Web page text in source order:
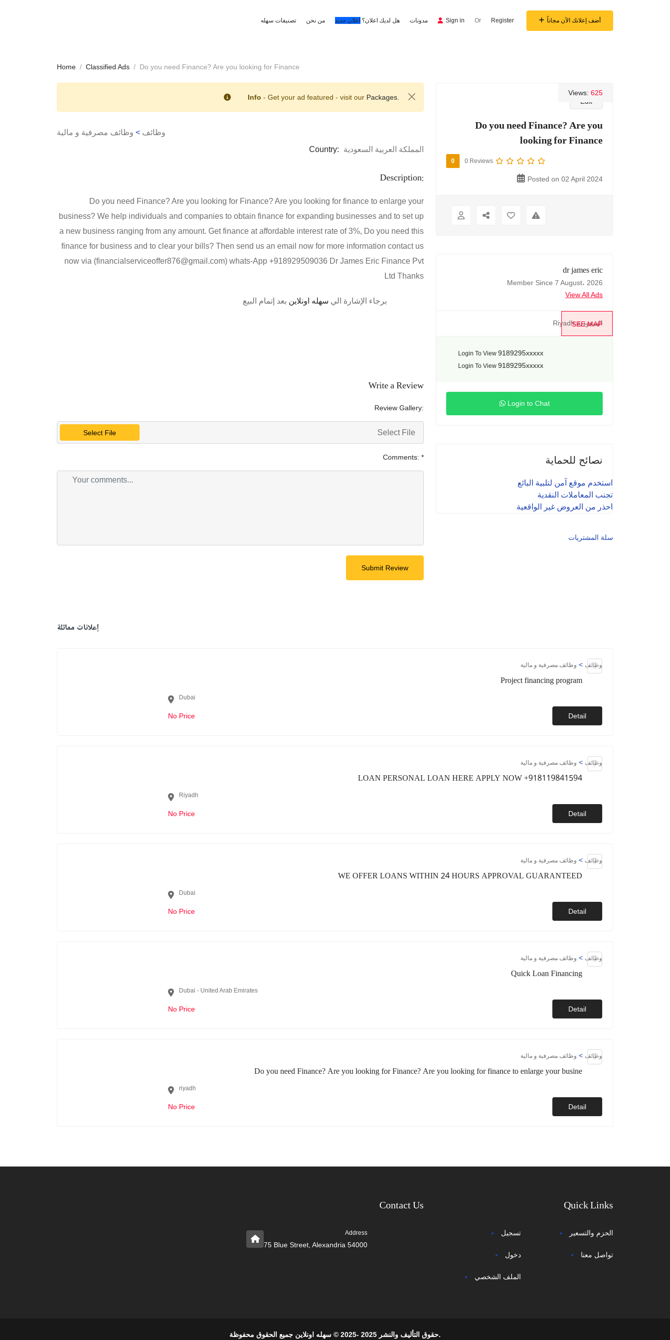
تصنيفات سهله من نحن هل لديك اعلان؟ اعلان جديد مدونات Sign in Or Register أضف إعلانك الآن مجاناً
Home Classified Ads Do you need Finance? Are you looking for Finance
Info - Get your ad featured - visit our Packages.
وظائف > وظائف مصرفية و مالية
Country:
المملكة العربية السعودية
Description:
Do you need Finance? Are you looking for Finance? Are you looking for finance to enlarge your
business? We help individuals and companies to obtain finance for expanding businesses and to set up
a new business ranging from any amount. Get finance at affordable interest rate of 3%, Do you need this
finance for business and to clear your bills? Then send us an email now for more information contact us
now via (financialserviceoffer876@gmail.com) whats-App +918929509036 Dr James Eric Finance Pvt
Ltd Thanks
برجاء الإشارة الي سهله اونلاين بعد إتمام البيع
Write a Review
Review Gallery:
Select File Select File
Comments: *
Submit Review
Edit
Views: 625
Do you need Finance? Are you
looking for Finance
0 0 Reviews
Posted on 02 April 2024
dr james eric
Member Since 7 August، 2026
View All Ads
SEE MAP
Riyadh السعودية
Login To View 9189295xxxxx
Login To View 9189295xxxxx
Login to Chat
نصائح للحماية
استخدم موقع آمن لتلبية البائع
تجنب المعاملات النقدية
احذر من العروض غير الواقعية
سلة المشتريات
إعلانات مماثلة
وظائف > وظائف مصرفية و مالية
Project financing program
Dubai
No Price Detail
وظائف > وظائف مصرفية و مالية
LOAN PERSONAL LOAN HERE APPLY NOW +918119841594
Riyadh
No Price Detail
وظائف > وظائف مصرفية و مالية
WE OFFER LOANS WITHIN 24 HOURS APPROVAL GUARANTEED
Dubai
No Price Detail
وظائف > وظائف مصرفية و مالية
Quick Loan Financing
Dubai - United Arab Emirates
No Price Detail
وظائف > وظائف مصرفية و مالية
Do you need Finance? Are you looking for Finance? Are you looking for finance to enlarge your busine
riyadh
No Price Detail
Contact Us
Address
75 Blue Street, Alexandria 54000
Quick Links
تسجيل
دخول
الملف الشخصي
الحزم والتسعير
تواصل معنا
حقوق التأليف والنشر 2025 -2025 © سهله اونلاين جميع الحقوق محفوظة.